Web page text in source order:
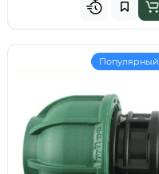
Популярный